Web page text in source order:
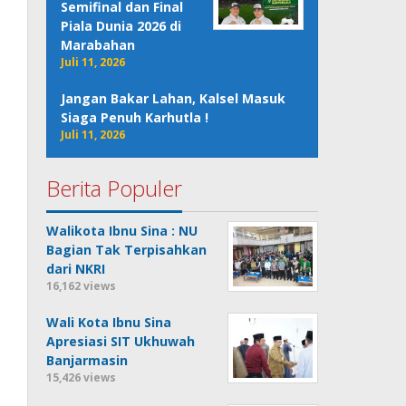
Semifinal dan Final
Piala Dunia 2026 di
Marabahan
Juli 11, 2026
Jangan Bakar Lahan, Kalsel Masuk
Siaga Penuh Karhutla !
Juli 11, 2026
Berita Populer
Walikota Ibnu Sina : NU
Bagian Tak Terpisahkan
dari NKRI
16,162 views
Wali Kota Ibnu Sina
Apresiasi SIT Ukhuwah
Banjarmasin
15,426 views